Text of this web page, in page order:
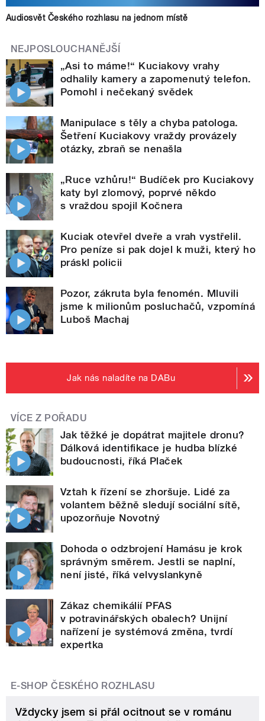
Audiosvět Českého rozhlasu na jednom místě
NEJPOSLOUCHANĚJŠÍ
„Asi to máme!“ Kuciakovy vrahy
odhalily kamery a zapomenutý telefon.
Pomohl i nečekaný svědek
Manipulace s těly a chyba patologa.
Šetření Kuciakovy vraždy provázely
otázky, zbraň se nenašla
„Ruce vzhůru!“ Budíček pro Kuciakovy
katy byl zlomový, poprvé někdo
s vraždou spojil Kočnera
Kuciak otevřel dveře a vrah vystřelil.
Pro peníze si pak dojel k muži, který ho
práskl policii
Pozor, zákruta byla fenomén. Mluvili
jsme k milionům posluchačů, vzpomíná
Luboš Machaj
Jak nás naladíte na DABu
VÍCE Z POŘADU
Jak těžké je dopátrat majitele dronu?
Dálková identifikace je hudba blízké
budoucnosti, říká Plaček
Vztah k řízení se zhoršuje. Lidé za
volantem běžně sledují sociální sítě,
upozorňuje Novotný
Dohoda o odzbrojení Hamásu je krok
správným směrem. Jestli se naplní,
není jisté, říká velvyslankyně
Zákaz chemikálií PFAS
v potravinářských obalech? Unijní
nařízení je systémová změna, tvrdí
expertka
E-SHOP ČESKÉHO ROZHLASU
Vždycky jsem si přál ocitnout se v románu